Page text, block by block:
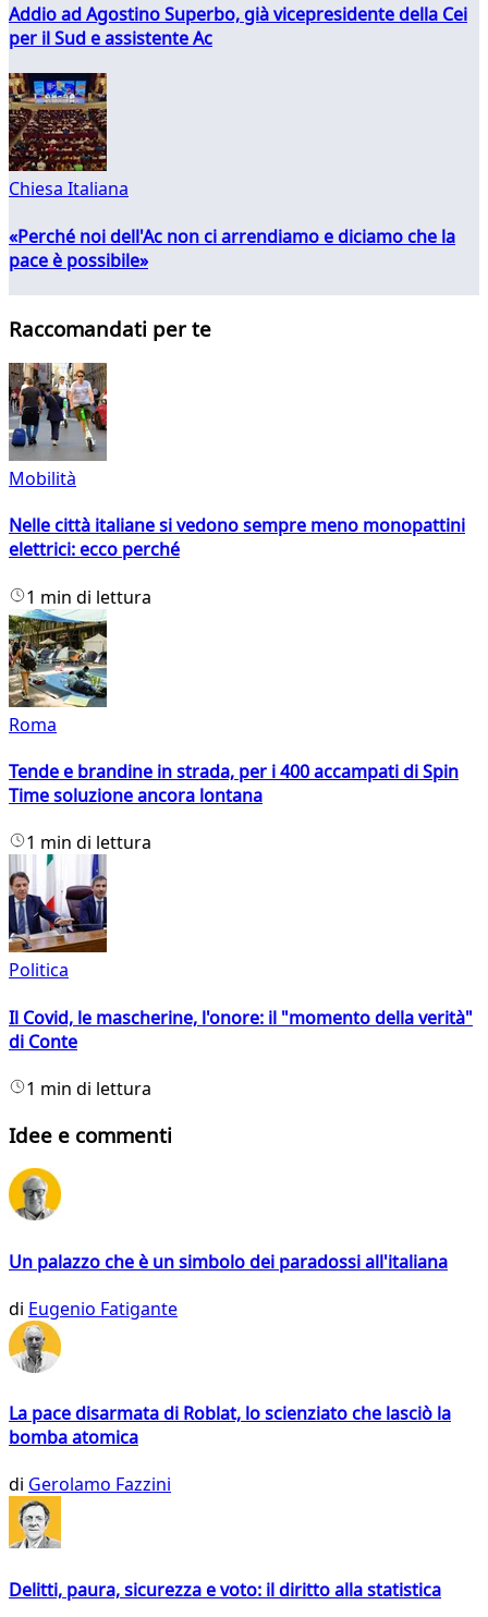
Addio ad Agostino Superbo, già vicepresidente della Cei
per il Sud e assistente Ac
Chiesa Italiana
«Perché noi dell'Ac non ci arrendiamo e diciamo che la
pace è possibile»
Raccomandati per te
Mobilità
Nelle città italiane si vedono sempre meno monopattini
elettrici: ecco perché
1 min di lettura
Roma
Tende e brandine in strada, per i 400 accampati di Spin
Time soluzione ancora lontana
1 min di lettura
Politica
Il Covid, le mascherine, l'onore: il "momento della verità"
di Conte
1 min di lettura
Idee e commenti
Un palazzo che è un simbolo dei paradossi all'italiana
di Eugenio Fatigante
La pace disarmata di Roblat, lo scienziato che lasciò la
bomba atomica
di Gerolamo Fazzini
Delitti, paura, sicurezza e voto: il diritto alla statistica